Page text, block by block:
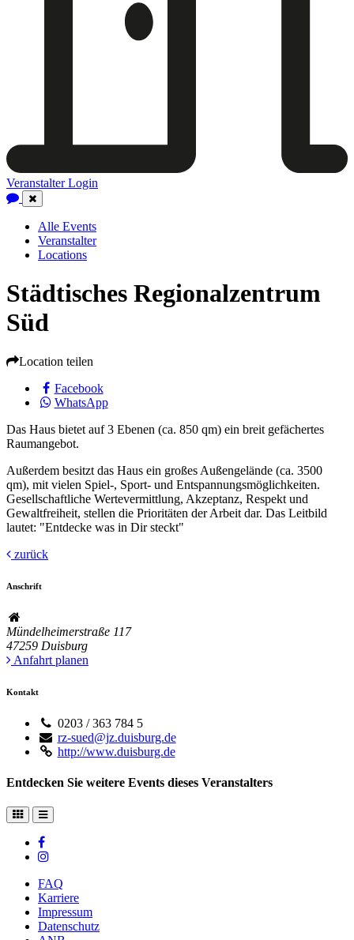
Veranstalter Login
Close
Navigation
Alle Events
Veranstalter
Locations
Städtisches Regionalzentrum
Süd
Location teilen
Facebook
WhatsApp
Das Haus bietet auf 3 Ebenen (ca. 850 qm) ein breit gefächertes
Raumangebot.
Außerdem besitzt das Haus ein großes Außengelände (ca. 3500
qm), mit vielen Spiel-, Sport- und Entspannungsmöglichkeiten.
Gesellschaftliche Wertevermittlung, Akzeptanz, Respekt und
Gewaltfreiheit, stellen die Prioritäten der Arbeit dar. Das Leitbild
lautet: "Entdecke was in Dir steckt"
zurück
Anschrift
Mündelheimerstraße 117
47259 Duisburg
Anfahrt planen
Kontakt
0203 / 363 784 5
rz-sued@jz.duisburg.de
http://www.duisburg.de
Entdecken Sie weitere Events dieses Veranstalters
FAQ
Karriere
Impressum
Datenschutz